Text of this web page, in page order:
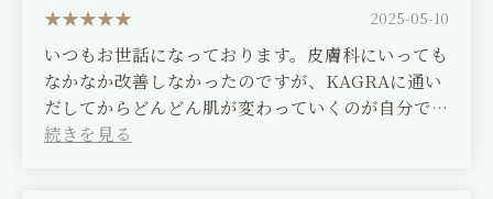
like my skin is in better condition than before.
2025-05-10
いつもお世話になっております。皮膚科にいっても
なかなか改善しなかったのですが、KAGRAに通い
だしてからどんどん肌が変わっていくのが自分でも
わかり、周りにも肌綺麗になったね。と言われるこ